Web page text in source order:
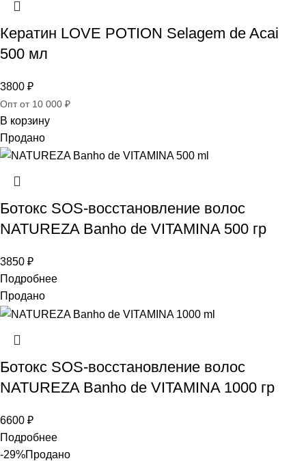
Кератин LOVE POTION Selagem de Acai
500 мл
3800 ₽
Опт от 10 000 ₽
В корзину
Продано
Ботокс SOS-восстановление волос
NATUREZA Banho de VITAMINA 500 гр
3850 ₽
Подробнее
Продано
Ботокс SOS-восстановление волос
NATUREZA Banho de VITAMINA 1000 гр
6600 ₽
Подробнее
-29%Продано